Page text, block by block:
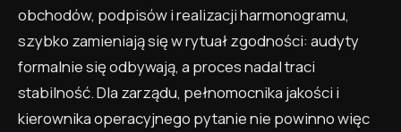
obchodów, podpisów i realizacji harmonogramu,
szybko zamieniają się w rytuał zgodności: audyty
formalnie się odbywają, a proces nadal traci
stabilność. Dla zarządu, pełnomocnika jakości i
kierownika operacyjnego pytanie nie powinno więc